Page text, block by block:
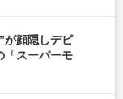
が顔隠しデビ
「スーパーモ